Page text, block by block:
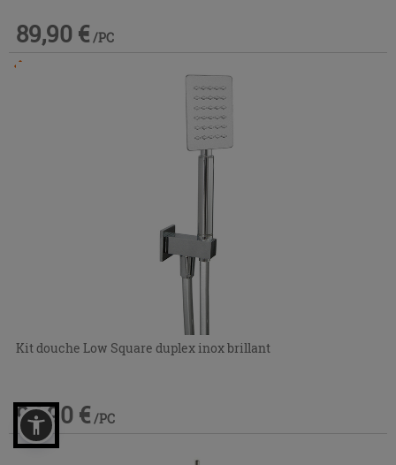
89,90 € /PC
Kit douche Low Square duplex inox brillant
94,90 € /PC